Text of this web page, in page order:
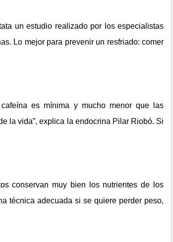
un estudio realizado por los especialistas
Lo mejor para prevenir un resfriado: comer
es mínima y mucho menor que las
la vida”, explica la endocrina Pilar Riobó. Si
conservan muy bien los nutrientes de los
técnica adecuada si se quiere perder peso,